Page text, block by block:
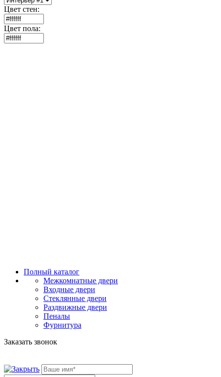
Цвет стен:
Цвет пола:
Полный каталог
Межкомнатные двери
Входные двери
Стеклянные двери
Раздвижные двери
Пеналы
Фурнитура
Заказать звонок